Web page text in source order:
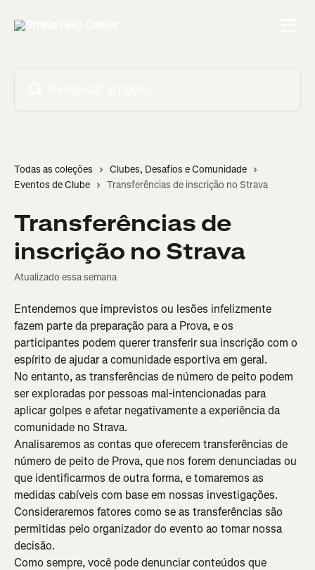
Todas as coleções
Clubes, Desafios e Comunidade
Eventos de Clube
Transferências de inscrição no Strava
Transferências de
inscrição no Strava
Atualizado essa semana
Entendemos que imprevistos ou lesões infelizmente
fazem parte da preparação para a Prova, e os
participantes podem querer transferir sua inscrição com o
espírito de ajudar a comunidade esportiva em geral.
No entanto, as transferências de número de peito podem
ser exploradas por pessoas mal-intencionadas para
aplicar golpes e afetar negativamente a experiência da
comunidade no Strava.
Analisaremos as contas que oferecem transferências de
número de peito de Prova, que nos forem denunciadas ou
que identificarmos de outra forma, e tomaremos as
medidas cabíveis com base em nossas investigações.
Consideraremos fatores como se as transferências são
permitidas pelo organizador do evento ao tomar nossa
decisão.
Como sempre, você pode denunciar conteúdos que